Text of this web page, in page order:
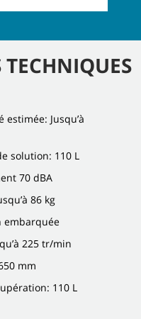
Jusqu’à
solution: 110 L
70 dBA
86 kg
embarquée
225 tr/min
mm
110 L